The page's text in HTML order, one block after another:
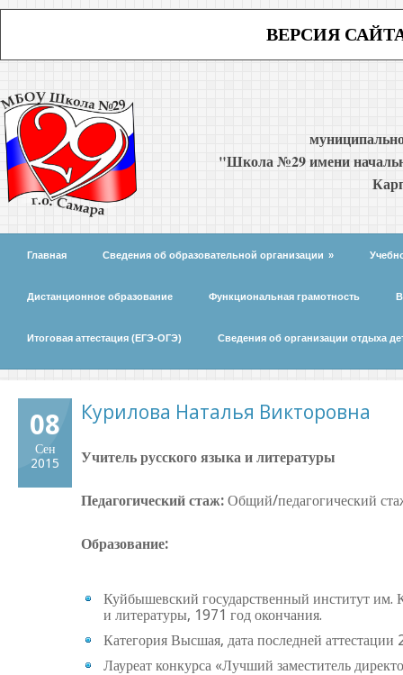
ВЕРСИЯ
"Школа №29 имени
Главная Сведения об образовательной организации »
Дистанционное образование Функциональная грамотность
Итоговая аттестация (ЕГЭ-ОГЭ) Сведения об организации отдыха
08
Сен
2015
Курилова Наталья Викторовна
Учитель русского языка и литературы
Педагогический стаж: Общий/педагогический
Образование:
Куйбышевский государственный институт им.
и литературы, 1971 год окончания.
Категория Высшая, дата последней аттестации
Лауреат конкурса «Лучший заместитель